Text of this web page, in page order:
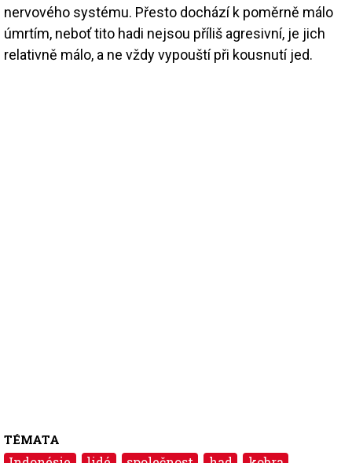
nervového systému. Přesto dochází k poměrně málo
úmrtím, neboť tito hadi nejsou příliš agresivní, je jich
relativně málo, a ne vždy vypouští při kousnutí jed.
TÉMATA